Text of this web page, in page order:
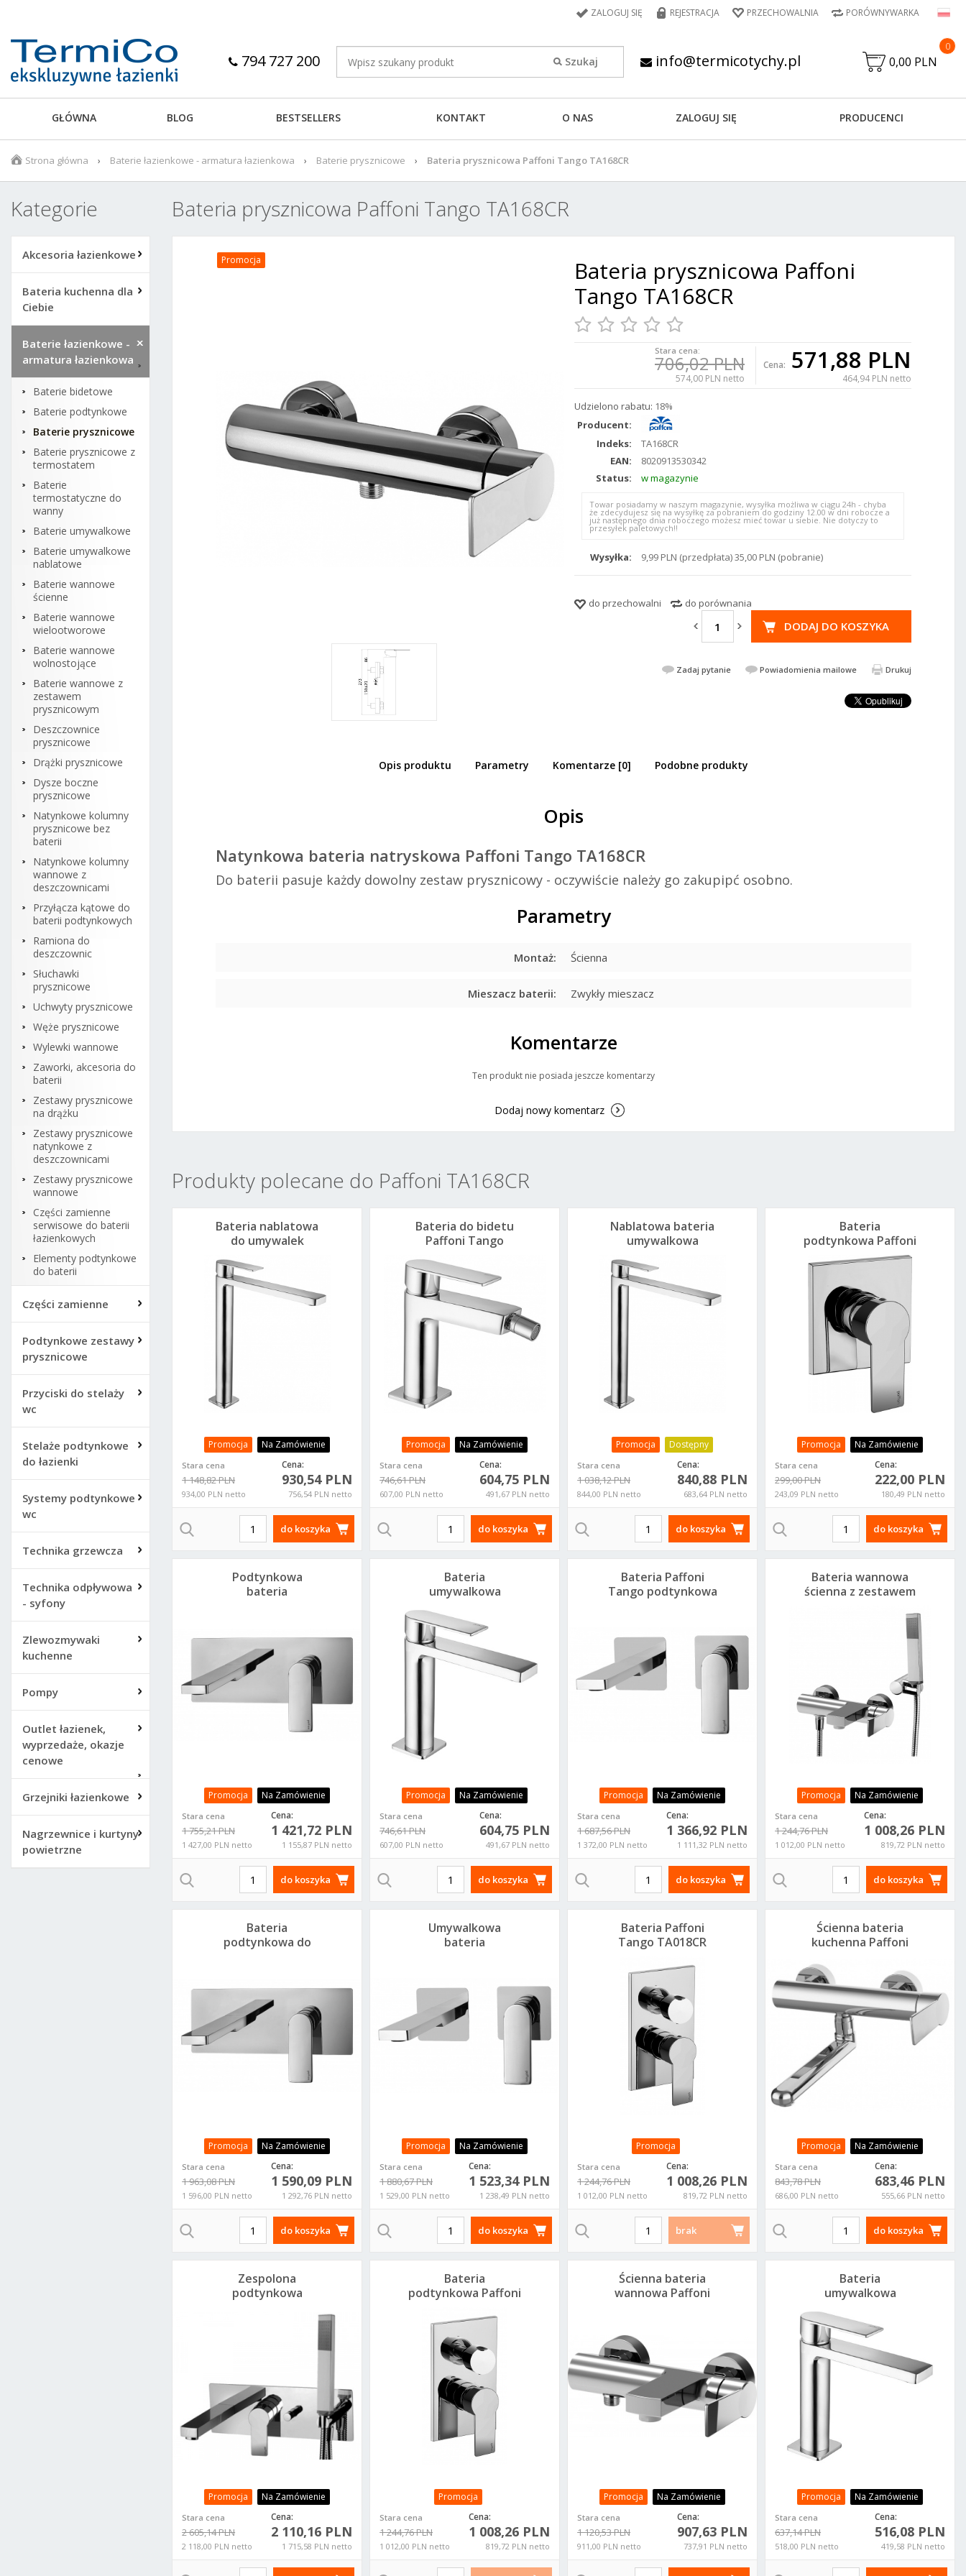
ZALOGUJ SIĘ REJESTRACJA PRZECHOWALNIA PORÓWNYWARKA
0,00 PLN
0
794 727 200 info@termicotychy.pl
GŁÓWNA BLOG BESTSELLERS KONTAKT O NAS ZALOGUJ SIĘ PRODUCENCI
Strona główna Baterie łazienkowe - armatura łazienkowa Baterie prysznicowe Bateria prysznicowa Paffoni Tango TA168CR
Kategorie
Akcesoria łazienkowe
Bateria kuchenna dla
Ciebie
Baterie łazienkowe -
armatura łazienkowa
Baterie bidetowe
Baterie podtynkowe
Baterie prysznicowe
Baterie prysznicowe z
termostatem
Baterie
termostatyczne do
wanny
Baterie umywalkowe
Baterie umywalkowe
nablatowe
Baterie wannowe
ścienne
Baterie wannowe
wielootworowe
Baterie wannowe
wolnostojące
Baterie wannowe z
zestawem
prysznicowym
Deszczownice
prysznicowe
Drążki prysznicowe
Dysze boczne
prysznicowe
Natynkowe kolumny
prysznicowe bez
baterii
Natynkowe kolumny
wannowe z
deszczownicami
Przyłącza kątowe do
baterii podtynkowych
Ramiona do
deszczownic
Słuchawki
prysznicowe
Uchwyty prysznicowe
Węże prysznicowe
Wylewki wannowe
Zaworki, akcesoria do
baterii
Zestawy prysznicowe
na drążku
Zestawy prysznicowe
natynkowe z
deszczownicami
Zestawy prysznicowe
wannowe
Części zamienne
serwisowe do baterii
łazienkowych
Elementy podtynkowe
do baterii
Części zamienne
Podtynkowe zestawy
prysznicowe
Przyciski do stelaży
wc
Stelaże podtynkowe
do łazienki
Systemy podtynkowe
wc
Technika grzewcza
Technika odpływowa
- syfony
Zlewozmywaki
kuchenne
Pompy
Outlet łazienek,
wyprzedaże, okazje
cenowe
Grzejniki łazienkowe
Nagrzewnice i kurtyny
powietrzne
Bateria prysznicowa Paffoni Tango TA168CR
Promocja
Bateria prysznicowa Paffoni
Tango TA168CR
Cena: 571,88 PLN
464,94 PLN netto
Stara cena:
706,02 PLN
574,00 PLN netto
Udzielono rabatu: 18%
Producent:
Indeks:
TA168CR
EAN:
8020913530342
Status:
w magazynie
Towar posiadamy w naszym magazynie, wysyłka możliwa w ciągu 24h - chyba
że zdecydujesz się na wysyłkę za pobraniem do godziny 12.00 w dni robocze a
już następnego dnia roboczego możesz mieć towar u siebie. Nie dotyczy to
przesyłek paletowych!!
Wysyłka: 9,99 PLN (przedpłata) 35,00 PLN (pobranie)
do przechowalni do porównania
DODAJ DO KOSZYKA
Zadaj pytanie Powiadomienia mailowe Drukuj
Bateria prysznicowa Paffoni Tango TA168CR
Opis produktu Parametry Komentarze [0] Podobne produkty
Opis
Natynkowa bateria natryskowa Paffoni Tango TA168CR
Do baterii pasuje każdy dowolny zestaw prysznicowy - oczywiście należy go zakupipć osobno.
Parametry
Montaż: Ścienna
Mieszacz baterii: Zwykły mieszacz
Komentarze
Ten produkt nie posiada jeszcze komentarzy
Dodaj nowy komentarz
Produkty polecane do Paffoni TA168CR
Promocja Na Zamówienie
Stara cena
1 148,82 PLN
934,00 PLN netto
Cena:
930,54 PLN
756,54 PLN netto
Bateria nablatowa
do umywalek
TA081KCR z klik-
klakiem
do koszyka
Promocja Na Zamówienie
Stara cena
746,61 PLN
607,00 PLN netto
Cena:
604,75 PLN
491,67 PLN netto
Bateria do bidetu
Paffoni Tango
klakiem
do koszyka
Promocja Dostępny
Stara cena
1 038,12 PLN
844,00 PLN netto
Cena:
840,88 PLN
683,64 PLN netto
Nablatowa bateria
umywalkowa
TA081CR
do koszyka
Promocja Na Zamówienie
Stara cena
299,00 PLN
243,09 PLN netto
Cena:
222,00 PLN
180,49 PLN netto
Bateria
podtynkowa Paffoni
Tango do 1
odbiornika TA010CR
do koszyka
Promocja Na Zamówienie
Stara cena
1 755,21 PLN
1 427,00 PLN netto
Cena:
1 421,72 PLN
1 155,87 PLN netto
Podtynkowa
bateria
TA104CR
do koszyka
Promocja Na Zamówienie
Stara cena
746,61 PLN
607,00 PLN netto
Cena:
604,75 PLN
491,67 PLN netto
Bateria
umywalkowa
TA071KCR z klik-
klakiem
do koszyka
Promocja Na Zamówienie
Stara cena
1 687,56 PLN
1 372,00 PLN netto
Cena:
1 366,92 PLN
1 111,32 PLN netto
Bateria Paffoni
Tango podtynkowa
do koszyka
Promocja Na Zamówienie
Stara cena
1 244,76 PLN
1 012,00 PLN netto
Cena:
1 008,26 PLN
819,72 PLN netto
Bateria wannowa
ścienna z zestawem
do koszyka
Promocja Na Zamówienie
Stara cena
1 963,08 PLN
1 596,00 PLN netto
Cena:
1 590,09 PLN
1 292,76 PLN netto
Bateria
podtynkowa do
L240
do koszyka
Promocja Na Zamówienie
Stara cena
1 880,67 PLN
1 529,00 PLN netto
Cena:
1 523,34 PLN
1 238,49 PLN netto
Umywalkowa
bateria
240 TA106CR70
do koszyka
Promocja
Stara cena
1 244,76 PLN
1 012,00 PLN netto
Cena:
1 008,26 PLN
819,72 PLN netto
Bateria Paffoni
Tango TA018CR
wannowa
brak
Promocja Na Zamówienie
Stara cena
843,78 PLN
686,00 PLN netto
Cena:
683,46 PLN
555,66 PLN netto
Ścienna bateria
kuchenna Paffoni
do koszyka
Promocja Na Zamówienie
Stara cena
2 605,14 PLN
2 118,00 PLN netto
Cena:
2 110,16 PLN
1 715,58 PLN netto
Zespolona
podtynkowa
Promocja
Stara cena
1 244,76 PLN
1 012,00 PLN netto
Cena:
1 008,26 PLN
819,72 PLN netto
Bateria
podtynkowa Paffoni
TA019CR
Promocja Na Zamówienie
Stara cena
1 120,53 PLN
911,00 PLN netto
Cena:
907,63 PLN
737,91 PLN netto
Ścienna bateria
wannowa Paffoni
Promocja Na Zamówienie
Stara cena
637,14 PLN
518,00 PLN netto
Cena:
516,08 PLN
419,58 PLN netto
Bateria
umywalkowa
TA071CR bez korka